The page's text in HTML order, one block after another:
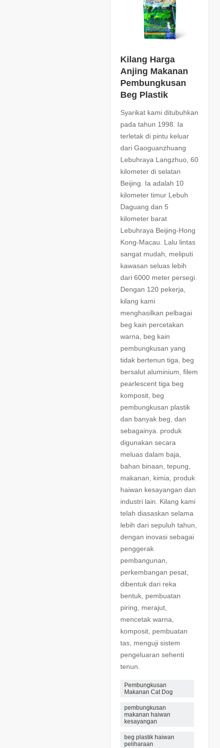
Kilang Harga
Anjing Makanan
Pembungkusan
Beg Plastik
Syarikat kami ditubuhkan
pada tahun 1998. Ia
terletak di pintu keluar
dari Gaoguanzhuang
Lebuhraya Langzhuo, 60
kilometer di selatan
Beijing. Ia adalah 10
kilometer timur Lebuh
Daguang dan 5
kilometer barat
Lebuhraya Beijing-Hong
Kong-Macau. Lalu lintas
sangat mudah, meliputi
kawasan seluas lebih
dari 6000 meter persegi.
Dengan 120 pekerja,
kilang kami
menghasilkan pelbagai
beg kain percetakan
warna, beg kain
pembungkusan yang
tidak bertenun tiga, beg
bersalut aluminium, filem
pearlescent tiga beg
komposit, beg
pembungkusan plastik
dan banyak beg, dan
sebagainya. produk
digunakan secara
meluas dalam baja,
bahan binaan, tepung,
makanan, kimia, produk
haiwan kesayangan dan
industri lain. Kilang kami
telah diasaskan selama
lebih dari sepuluh tahun,
dengan inovasi sebagai
penggerak
pembangunan,
perkembangan pesat,
dibentuk dari reka
bentuk, pembuatan
piring, merajut,
mencetak warna,
komposit, pembuatan
tas, menguji sistem
pengeluaran sehenti
tenun.
Pembungkusan
Makanan Cat Dog
pembungkusan
makanan haiwan
kesayangan
beg plastik haiwan
peliharaan